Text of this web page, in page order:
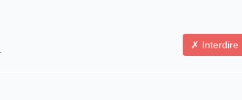
Interdire